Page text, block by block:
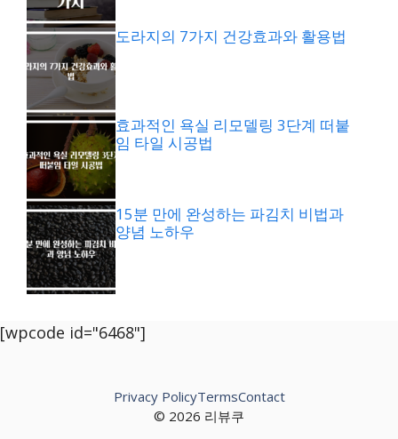
도라지의 7가지 건강효과와 활용법
효과적인 욕실 리모델링 3단계 떠붙
임 타일 시공법
15분 만에 완성하는 파김치 비법과
양념 노하우
[wpcode id="6468"]
© 2026 리뷰쿠
Privacy PolicyTermsContact